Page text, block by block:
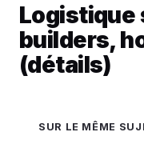
Logistique
builders,
(détails)
SUR LE MÊME